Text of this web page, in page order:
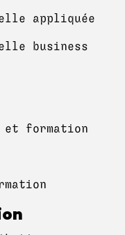
appliquée
business
et formation